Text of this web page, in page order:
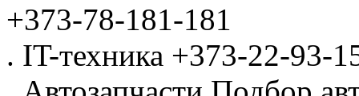
+373-78-181-181
. IT-техника +373-22-93-